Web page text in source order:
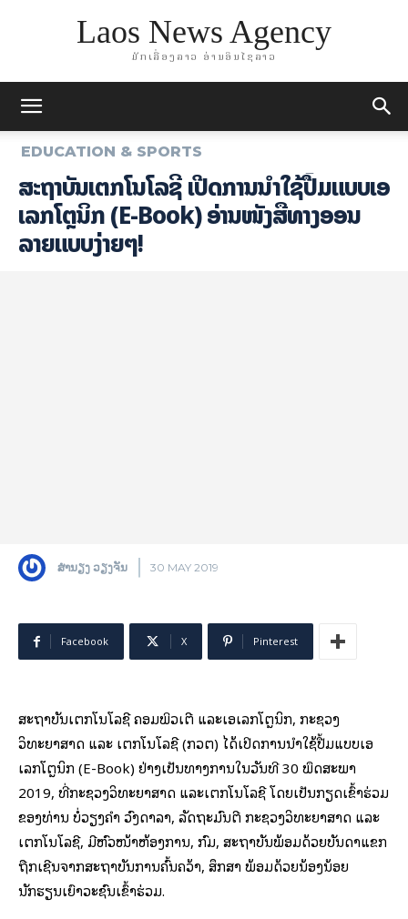
Laos News Agency
ມັກເລື່ອງລາວ ອ່ານອິນໄຊລາວ
EDUCATION & SPORTS
ສະຖາບັນເຕັກໂນໂລຊີ ເປີດການນຳໃຊ້ປື້ມແບບເອ
ເລັກໂຕຼນິກ (E-Book) ອ່ານໜັງສືທາງອອນ
ລາຍແບບງ່າຍໆ!
ສຳນຽງ ວຽງຈັນ 30 MAY 2019
Facebook X Pinterest
ສະຖາບັນເຕັກໂນໂລຊີ ຄອມພິວເຕີ ແລະເອເລັກໂຕຼນິກ, ກະຊວງ
ວິທະຍາສາດ ແລະ ເຕັກໂນໂລຊີ (ກວຕ) ​ໄດ້ເປິດການນຳໃຊ້ປື້ມແບບເອ
ເລັກໂຕຼນິກ (E-Book) ຢ່າງເປັນທາງການໃນວັນທີ 30 ພຶດສະພາ
2019, ທີ່ກະຊວງວິທະຍາສາດ ແລະເຕັກໂນໂລຊີ ໂດຍເປັນກຽດເຂົ້າຮ່ວມ
ຂອງທ່ານ ບໍ່ວຽງຄຳ ວົງດາລາ, ລັດຖະມົນຕີ ກະຊວງວິທະຍາສາດ ແລະ
ເຕັກໂນໂລຊີ, ມີຫົວໜ້າຫ້ອງການ, ກົມ, ສະຖາບັນພ້ອມດ້ວຍບັນດາແຂກ
ຖືກເຊີນຈາກສະຖາບັນການຄົ້ນຄວ້າ, ສຶກສາ ພ້ອມດ້ວຍນ້ອງນ້ອຍ
ນັກຮຽນເຍົາວະຊົນເຂົ້າຮ່ວມ.